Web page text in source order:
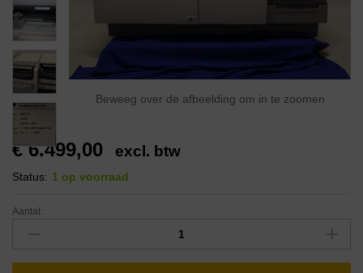
Beweeg over de afbeelding om in te zoomen
€6.499,00 excl. btw
Status: 1 op voorraad
Aantal: